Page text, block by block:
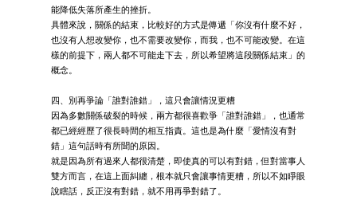
能降低失落所產生的挫折。
具體來說，關係的結束，比較好的方式是傳遞「你沒有什麼不好，
也沒有人想改變你，也不需要改變你，而我，也不可能改變。在這
樣的前提下，兩人都不可能走下去，所以希望將這段關係結束」的
概念。
四、別再爭論「誰對誰錯」，這只會讓情況更糟
因為多數關係破裂的時候，兩方都很喜歡爭「誰對誰錯」，也通常
都已經經歷了很長時間的相互指責。這也是為什麼「愛情沒有對
錯」這句話時有所聞的原因。
就是因為所有過來人都很清楚，即使真的可以有對錯，但對當事人
雙方而言，在這上面糾纏，根本就只會讓事情更糟，所以不如睜眼
說瞎話，反正沒有對錯，就不用再爭對錯了。